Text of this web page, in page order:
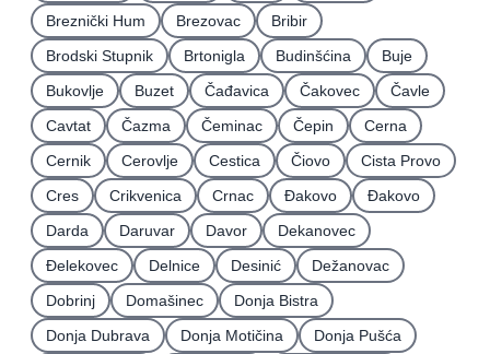
Breznički Hum
Brezovac
Bribir
Brodski Stupnik
Brtonigla Budinšćina
Buje
Bukovlje
Buzet Čađavica Čakovec
Čavle
Cavtat
Čazma Čeminac Čepin
Cerna
Cernik
Cerovlje Cestica Čiovo
Cista Provo
Cres
Crikvenica Crnac Đakovo
Ðakovo
Darda
Daruvar Davor
Dekanovec
Ðelekovec
Delnice Desinić
Dežanovac
Dobrinj
Domašinec
Donja Bistra
Donja Dubrava
Donja Motičina
Donja Pušća